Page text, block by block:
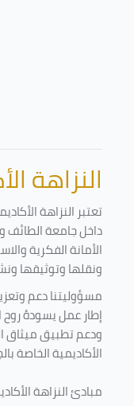
النزاهة
تعتبر النزاهة
داخل جامعة الطائف
الأمانة الفكرية
ونقلها وتوثيقها
مسؤوليتنا دعم
إطار عمل يسودهُ روح
ودعم تطبيق ميثاق
الأكاديمية الخاصة
مبادئ النزاهة